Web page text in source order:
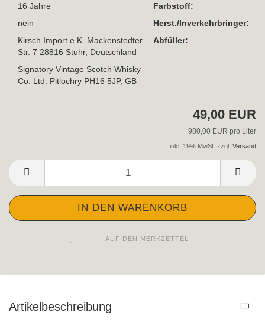
16 Jahre
Farbstoff:
nein
Herst./Inverkehrbringer:
Kirsch Import e.K. Mackenstedter
Str. 7 28816 Stuhr, Deutschland
Abfüller:
Signatory Vintage Scotch Whisky
Co. Ltd. Pitlochry PH16 5JP, GB
49,00 EUR
980,00 EUR pro Liter
inkl. 19% MwSt. zzgl. Versand
AUF DEN MERKZETTEL
Artikelbeschreibung